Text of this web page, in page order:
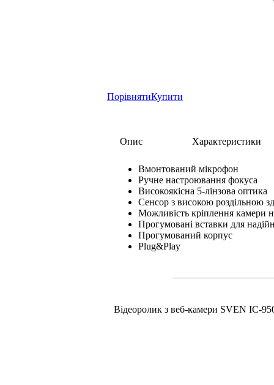
ПорівнятиКупити
Опис Характеристики
Вмонтований мікрофон
Ручне настроювання фокуса
Високоякісна 5-лінзова оптика
Сенсор з високою роздільною
Можливість кріплення камери
Прогумовані вставки для
Прогумований корпус
Plug&Play
Відеоролик з веб-камери SVEN IC-